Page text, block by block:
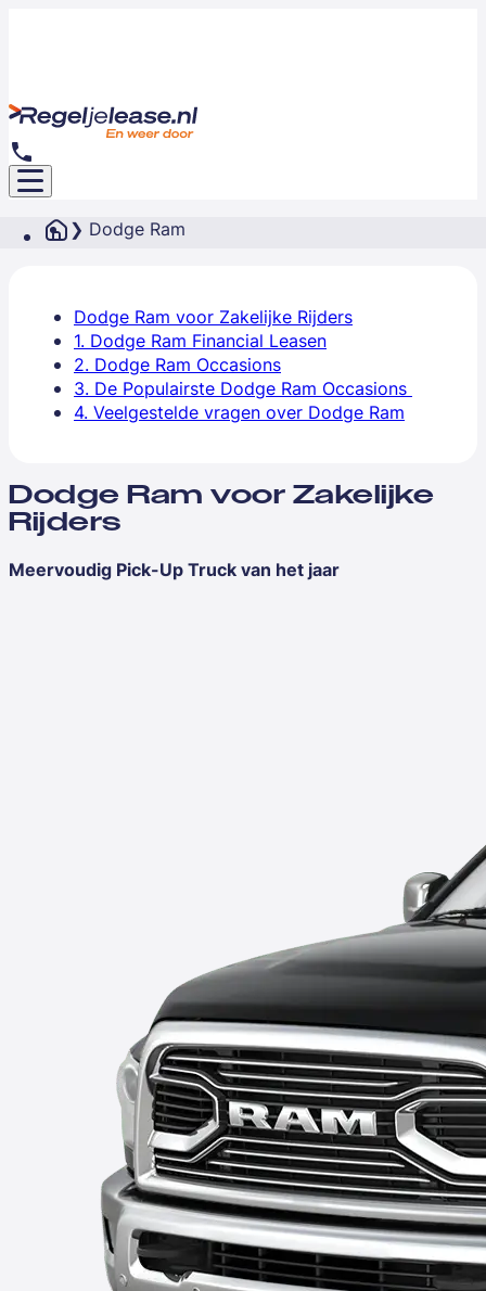
Dodge Ram
Dodge Ram voor Zakelijke Rijders
1. Dodge Ram Financial Leasen
2. Dodge Ram Occasions
3. De Populairste Dodge Ram Occasions
4. Veelgestelde vragen over Dodge Ram
Dodge Ram voor Zakelijke
Rijders
Meervoudig Pick-Up Truck van het jaar